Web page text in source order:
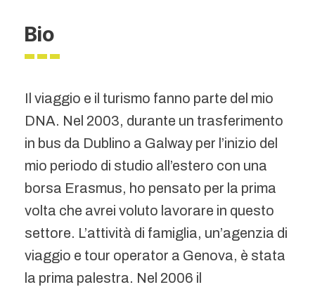
Bio
Il viaggio e il turismo fanno parte del mio
DNA. Nel 2003, durante un trasferimento
in bus da Dublino a Galway per l’inizio del
mio periodo di studio all’estero con una
borsa Erasmus, ho pensato per la prima
volta che avrei voluto lavorare in questo
settore. L’attività di famiglia, un’agenzia di
viaggio e tour operator a Genova, è stata
la prima palestra. Nel 2006 il